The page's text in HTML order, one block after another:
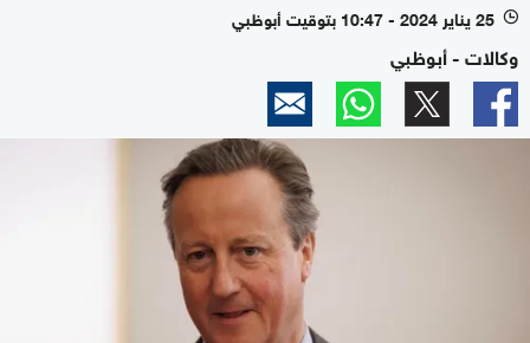
l 25 يناير 2024 - 10:47 بتوقيت أبوظبي
وكالات - أبوظبي